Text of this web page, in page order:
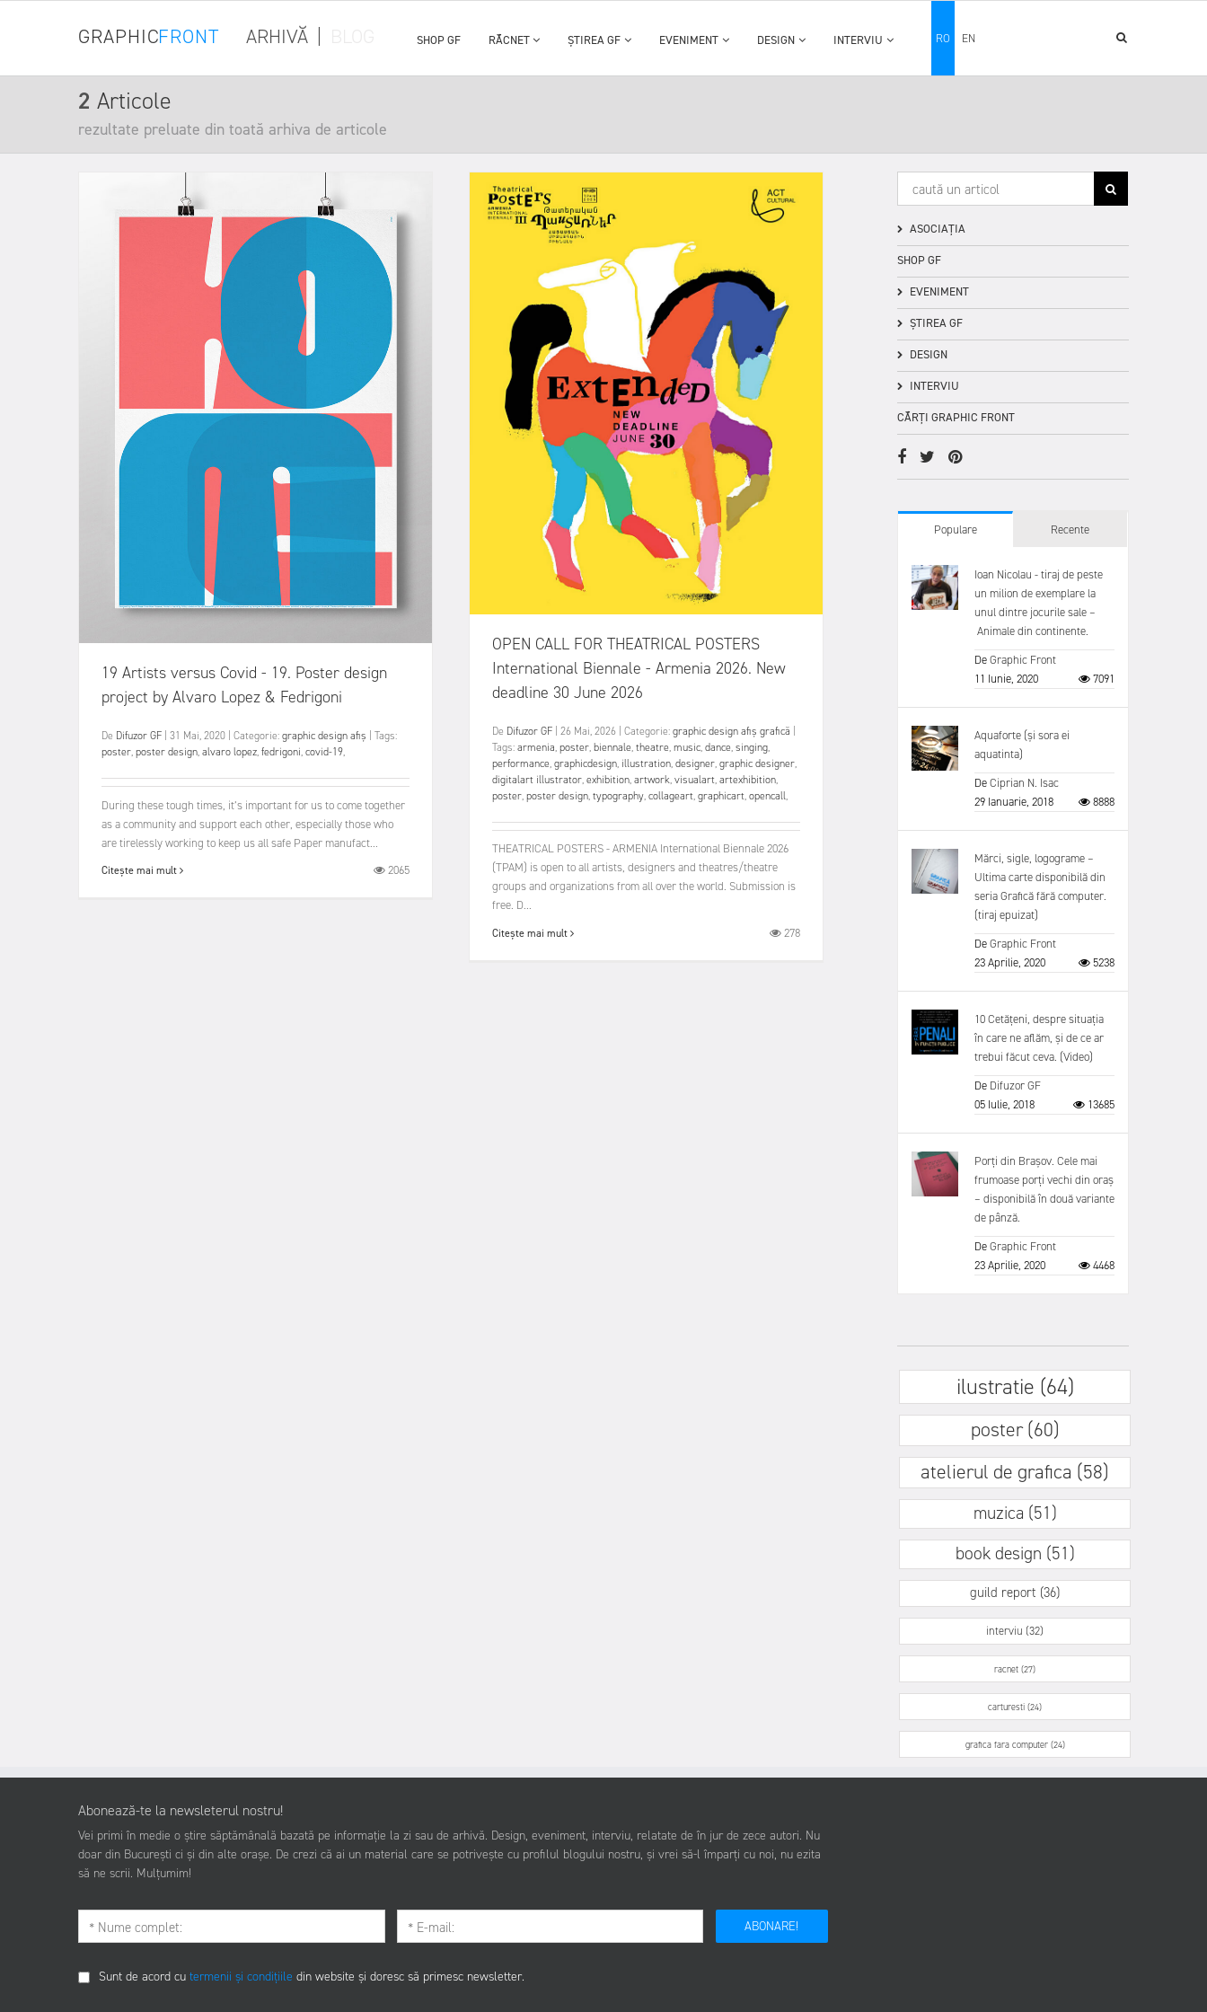
GRAPHICFRONT ARHIVĂ SHOP GF RĂCNET ȘTIREA GF EVENIMENT DESIGN INTERVIU RO EN
2 Articole
rezultate preluate din toată arhiva de articole
19 Artists versus Covid - 19. Poster design
project by Alvaro Lopez & Fedrigoni
De Difuzor GF 31 Mai, 2020 Categorie:graphic designafiș
Tags:
poster,poster design,alvaro lopez,fedrigoni,covid-19,
During these tough times, it’s important for us to come together
as a community and support each other, especially those who
are tirelessly working to keep us all safe Paper manufact...
Citește mai mult 2065
OPEN CALL FOR THEATRICAL POSTERS
International Biennale - Armenia 2026. New
deadline 30 June 2026
De Difuzor GF | 26 Mai, 2026 | Categorie:graphic designafiș grafică |
Tags:armenia,poster,biennale,theatre,music,dance,singing,
performance,graphicdesign, illustration,designer,graphic designer,
digitalart illustrator,exhibition,artwork,visualart,artexhibition,
poster,poster design,typography,collageart,graphicart,opencall,
THEATRICAL POSTERS - ARMENIA International Biennale 2026
(TPAM) is open to all artists, designers and theatres/theatre
groups and organizations from all over the world. Submission is
free. D...
Citește mai mult 278
ASOCIAȚIA
SHOP GF
EVENIMENT
ȘTIREA GF
DESIGN
INTERVIU
CĂRȚI GRAPHIC FRONT
Populare Recente
Ioan Nicolau - tiraj de peste
un milion de exemplare la
unul dintre jocurile sale –
Animale din continente.
DeGraphic Front
11 Iunie, 2020
7091
Aquaforte (și sora ei
aquatinta)
DeCiprian N. Isac
29 Ianuarie, 2018
8888
Mărci, sigle, logograme –
Ultima carte disponibilă din
seria Grafică fără computer.
(tiraj epuizat)
DeGraphic Front
23 Aprilie, 2020
5238
10 Cetățeni, despre situația
în care ne aflăm, și de ce ar
trebui făcut ceva. (Video)
De Difuzor GF
05 Iulie, 2018
13685
Porți din Brașov. Cele mai
frumoase porți vechi din oraș
– disponibilă în două variante
de pânză.
DeGraphic Front
23 Aprilie, 2020
4468
ilustratie (64)
poster (60)
atelierul de grafica (58)
muzica (51)
book design (51)
guild report (36)
interviu (32)
racnet (27)
carturesti (24)
grafica fara computer (24)
Abonează-te la newsleterul nostru!
Vei primi în medie o știre săptămânală bazată pe informație la zi sau de arhivă. Design, eveniment, interviu, relatate de în jur de zece autori. Nu
doar din București ci și din alte orașe. De crezi că ai un material care se potrivește cu profilul blogului nostru, și vrei să-l împarți cu noi, nu ezita
să ne scrii. Mulțumim!
ABONARE!
Sunt de acord cu termenii și condițiile din website și doresc să primesc newsletter.